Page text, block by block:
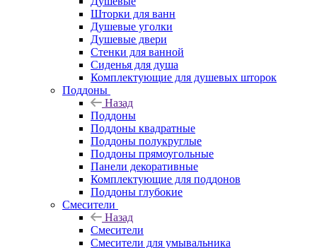
Шторки для ванн
Душевые уголки
Душевые двери
Стенки для ванной
Сиденья для душа
Комплектующие для душевых шторок
Поддоны
Назад
Поддоны
Поддоны квадратные
Поддоны полукруглые
Поддоны прямоугольные
Панели декоративные
Комплектующие для поддонов
Поддоны глубокие
Смесители
Назад
Смесители
Смесители для умывальника